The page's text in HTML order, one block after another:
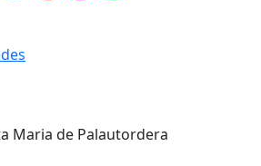
Maria de Palautordera